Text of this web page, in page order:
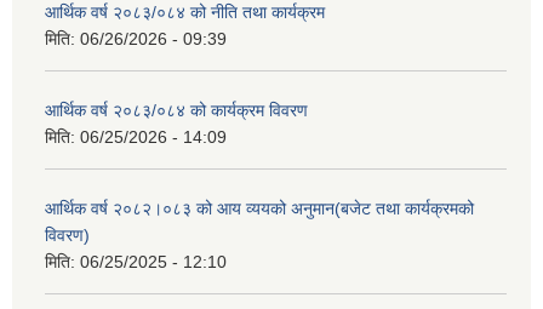
आर्थिक वर्ष २०८३/०८४ को नीति तथा कार्यक्रम
मिति: 06/26/2026 - 09:39
आर्थिक वर्ष २०८३/०८४ को कार्यक्रम विवरण
मिति: 06/25/2026 - 14:09
आर्थिक वर्ष २०८२।०८३ को आय व्ययको अनुमान(बजेट तथा कार्यक्रमको
विवरण)
मिति: 06/25/2025 - 12:10